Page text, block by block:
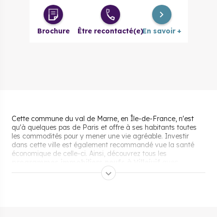
Brochure Être recontacté(e)En savoir +
Cette commune du val de Marne, en Île-de-France, n'est
qu'à quelques pas de Paris et offre à ses habitants toutes
les commodités pour y mener une vie agréable. Investir
dans cette ville est également recommandé vue la santé
économique de celle-ci. Ainsi, découvrez tous les
Cogedim.